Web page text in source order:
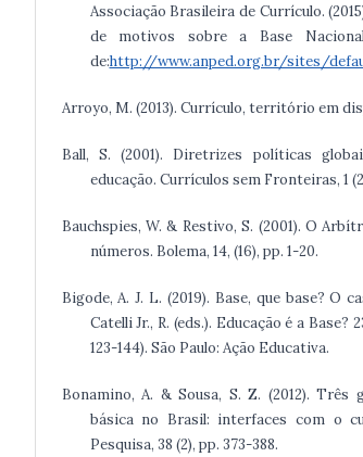
Associação Brasileira de Currículo.
de motivos sobre a Base Nacional
de:http://www.anped.org.br/sites/
Arroyo, M. (2013). Currículo, território em
Ball, S. (2001). Diretrizes políticas
educação. Currículos sem Fronteiras, 1
Bauchspies, W. & Restivo, S. (2001). O
números. Bolema, 14, (16), pp. 1-20.
Bigode, A. J. L. (2019). Base, que base? O
Catelli Jr., R. (eds.). Educação é a
123-144). São Paulo: Ação Educativa.
Bonamino, A. & Sousa, S. Z. (2012). Três
básica no Brasil: interfaces com o
Pesquisa, 38 (2), pp. 373-388.